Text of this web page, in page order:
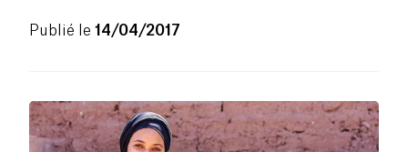
Publié le 14/04/2017